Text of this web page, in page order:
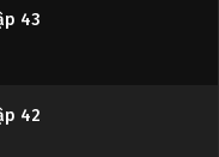
43
42